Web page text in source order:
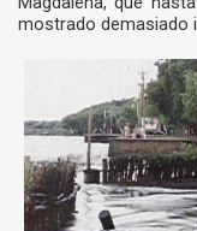
mostrado demasiado